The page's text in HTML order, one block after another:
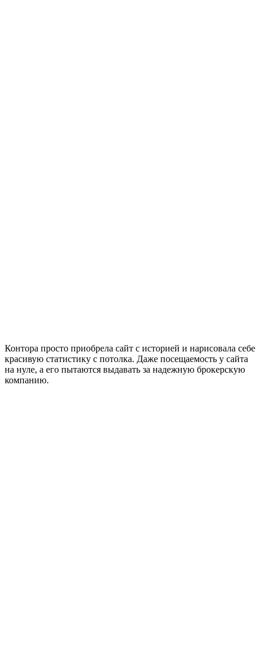
Контора просто приобрела сайт с историей и нарисовала себе
красивую статистику с потолка. Даже посещаемость у сайта
на нуле, а его пытаются выдавать за надежную брокерскую
компанию.